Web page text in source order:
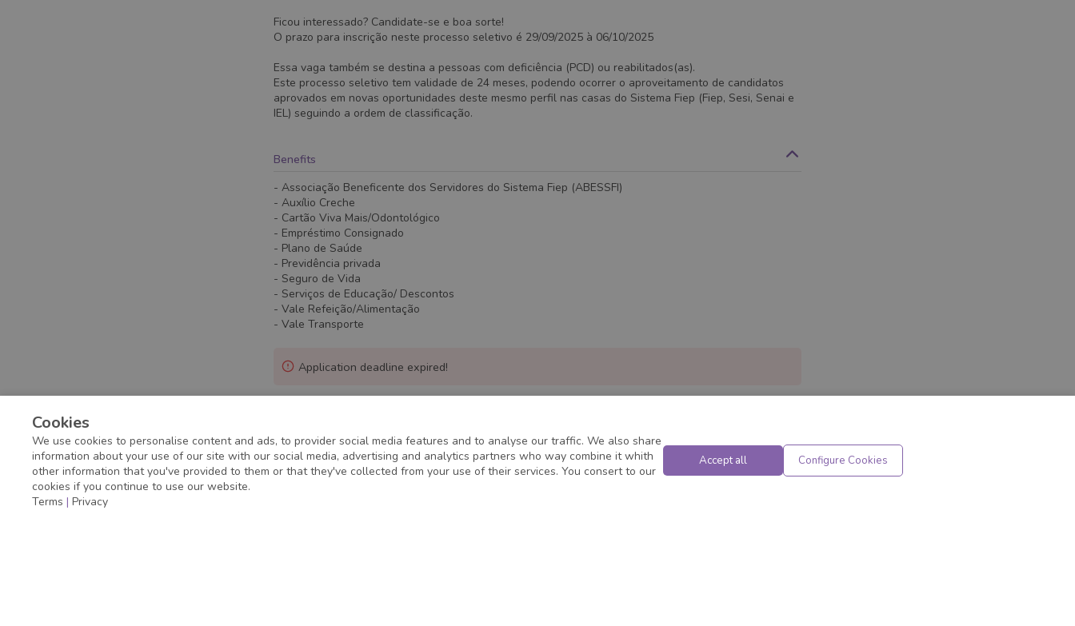
Ficou interessado? Candidate-se e boa sorte!
O prazo para inscrição neste processo seletivo é 29/09/2025 à 06/10/2025
Essa vaga também se destina a pessoas com deficiência (PCD) ou reabilitados(as).
Este processo seletivo tem validade de 24 meses, podendo ocorrer o aproveitamento de candidatos
aprovados em novas oportunidades deste mesmo perfil nas casas do Sistema Fiep (Fiep, Sesi, Senai e
IEL) seguindo a ordem de classificação.
Benefits
- Associação Beneficente dos Servidores do Sistema Fiep (ABESSFI)
- Auxílio Creche
- Cartão Viva Mais/Odontológico
- Empréstimo Consignado
- Plano de Saúde
- Previdência privada
- Seguro de Vida
- Serviços de Educação/ Descontos
- Vale Refeição/Alimentação
- Vale Transporte
Application deadline expired!
Cookies
We use cookies to personalise content and ads, to provider social media features and to analyse our traffic. We also share
information about your use of our site with our social media, advertising and analytics partners who way combine it whith
other information that you've provided to them or that they've collected from your use of their services. You consert to our
cookies if you continue to use our website.
Terms | Privacy
Accept all Configure Cookies